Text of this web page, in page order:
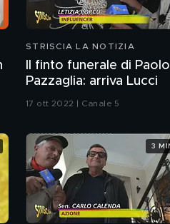
STRISCIA LA NOTIZIA
Il finto funerale di Paolo
Pazzaglia: arriva Lucci
17 ott 2022 | Canale 5
3